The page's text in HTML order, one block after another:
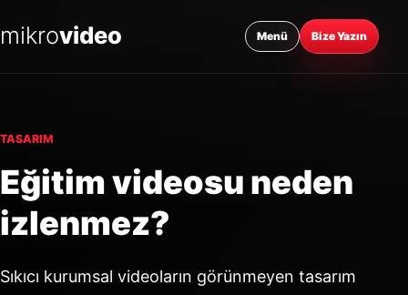
mikrovideo Menü Bize Yazın
TASARIM
Eğitim videosu neden
izlenmez?
Sıkıcı kurumsal videoların görünmeyen tasarım